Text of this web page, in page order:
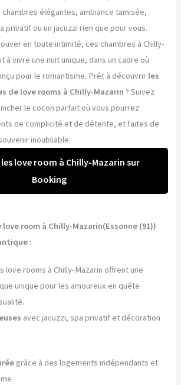
élégantes, ambiance tamisée,
privatif ou un jacuzzi rien que pour vous.
en toute intimité, ces chambres à Chilly-
à vivre une nuit unique, dans un cadre où
pour le romantisme. Prêt à découvrir les
de love rooms à Chilly-Mazarin ? Suivez
le cocon parfait où vous pourrez
de complicité et de détente, et faites de
inoubliable.
love room à Chilly-Mazarin sur
Booking
room à Chilly-Mazarin(Essonne (91))
:
love rooms à Chilly-Mazarin offrent une
unique pour les amoureux en quête
avec jacuzzi, spa privatif et décoration
grâce à des logements indépendants et